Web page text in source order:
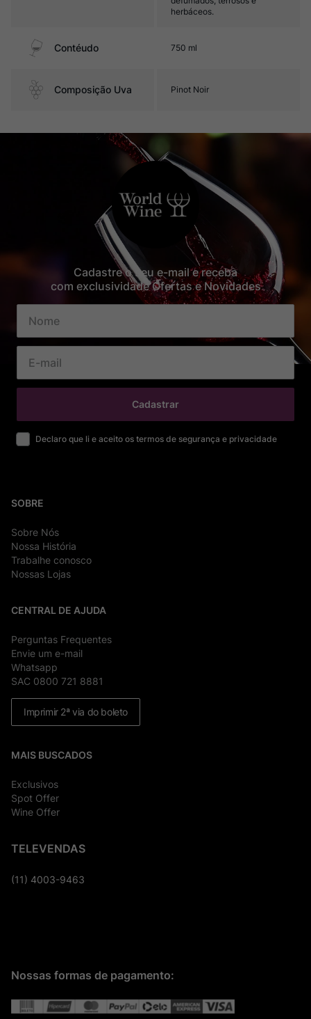
herbáceos.
Contéudo 750 ml
Composição Uva Pinot Noir
Cadastre o seu e-mail e receba
com exclusividade Ofertas e Novidades
Cadastrar
Declaro que li e aceito os termos de segurança e privacidade
SOBRE
Sobre Nós
Nossa História
Trabalhe conosco
Nossas Lojas
CENTRAL DE AJUDA
Perguntas Frequentes
Envie um e-mail
Whatsapp
SAC 0800 721 8881
Imprimir 2ª via do boleto
MAIS BUSCADOS
Exclusivos
Spot Offer
Wine Offer
TELEVENDAS
(11) 4003-9463
Nossas formas de pagamento: